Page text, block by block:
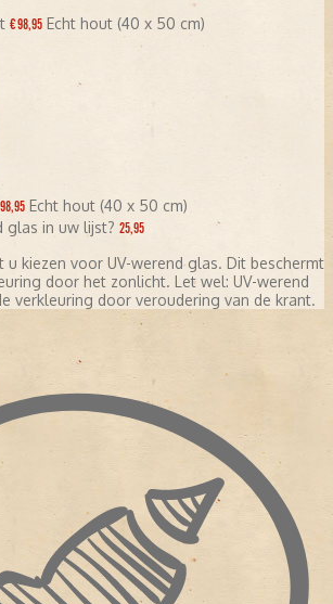
€ 98,95 Echt hout (40 x 50 cm)
Echt hout (40 x 50 cm)
glas in uw lijst? 25,95
u kiezen voor UV-werend glas. Dit beschermt
door het zonlicht. Let wel: UV-werend
verkleuring door veroudering van de krant.